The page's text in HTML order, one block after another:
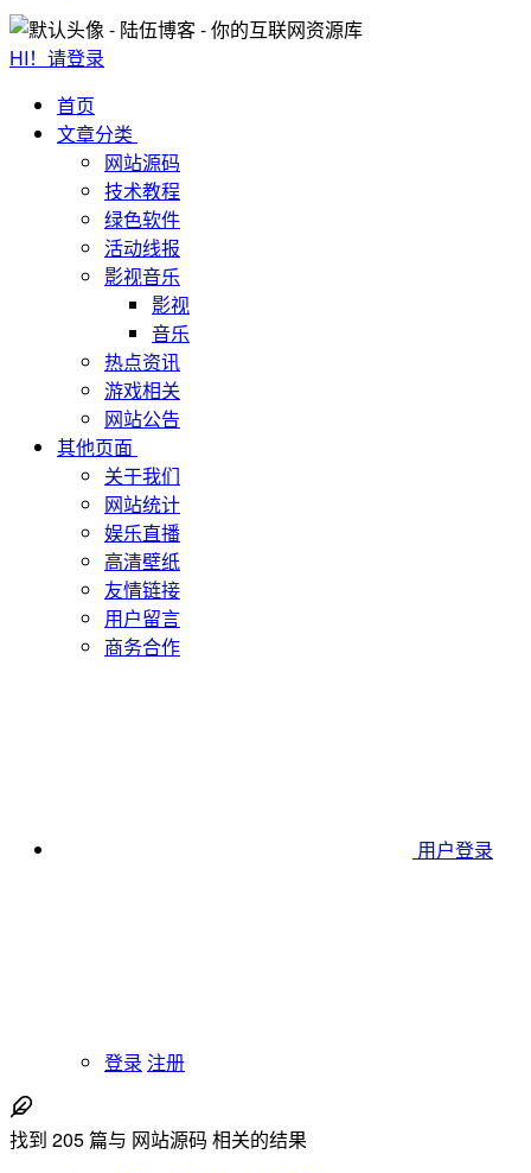
HI！请登录
首页
文章分类
网站源码
技术教程
绿色软件
活动线报
影视音乐
影视
音乐
热点资讯
游戏相关
网站公告
其他页面
关于我们
网站统计
娱乐直播
高清壁纸
友情链接
用户留言
商务合作
用户登录
登录 注册
找到 205篇与 网站源码 相关的结果